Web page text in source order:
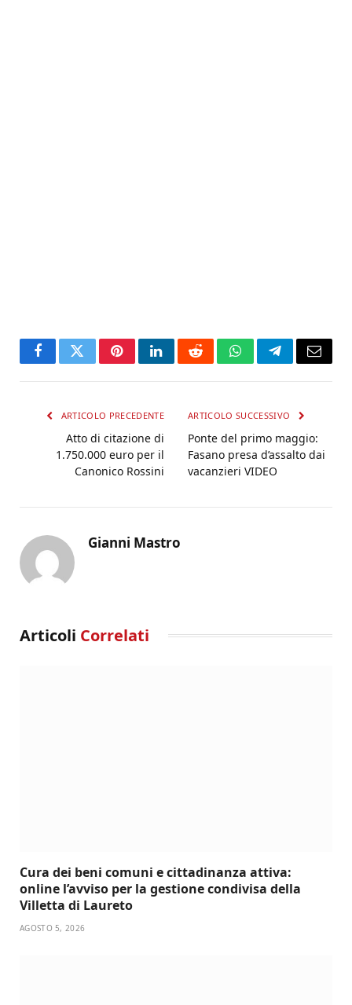
FacebookTwitterPinterestLinkedInRedditWhatsAppTelegramEmail
ARTICOLO PRECEDENTE
Atto di citazione di
1.750.000 euro per il
Canonico Rossini
ARTICOLO SUCCESSIVO
Ponte del primo maggio:
Fasano presa d’assalto dai
vacanzieri VIDEO
Gianni Mastro
Articoli Correlati
Cura dei beni comuni e cittadinanza attiva:
online l’avviso per la gestione condivisa della
Villetta di Laureto
AGOSTO 5, 2026